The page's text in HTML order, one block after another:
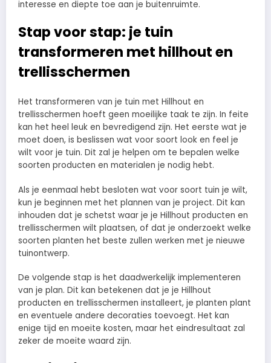
interesse en diepte toe aan je buitenruimte.
Stap voor stap: je tuin
transformeren met hillhout en
trellisschermen
Het transformeren van je tuin met Hillhout en
trellisschermen hoeft geen moeilijke taak te zijn. In feite
kan het heel leuk en bevredigend zijn. Het eerste wat je
moet doen, is beslissen wat voor soort look en feel je
wilt voor je tuin. Dit zal je helpen om te bepalen welke
soorten producten en materialen je nodig hebt.
Als je eenmaal hebt besloten wat voor soort tuin je wilt,
kun je beginnen met het plannen van je project. Dit kan
inhouden dat je schetst waar je je Hillhout producten en
trellisschermen wilt plaatsen, of dat je onderzoekt welke
soorten planten het beste zullen werken met je nieuwe
tuinontwerp.
De volgende stap is het daadwerkelijk implementeren
van je plan. Dit kan betekenen dat je je Hillhout
producten en trellisschermen installeert, je planten plant
en eventuele andere decoraties toevoegt. Het kan
enige tijd en moeite kosten, maar het eindresultaat zal
zeker de moeite waard zijn.